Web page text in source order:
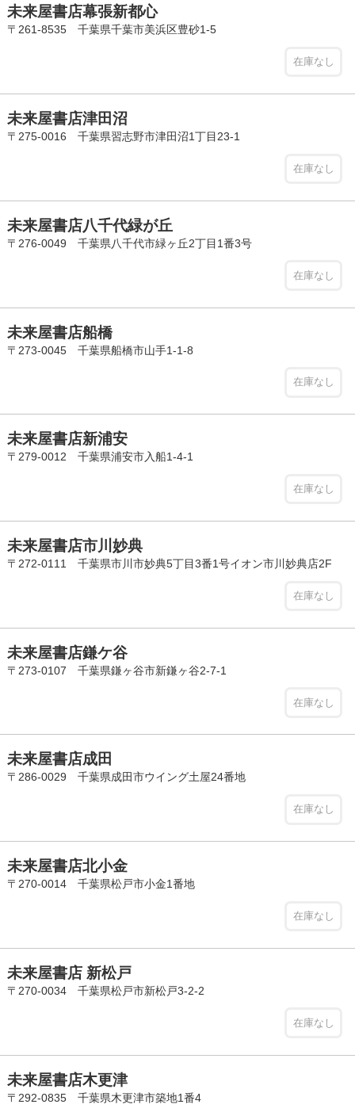
未来屋書店幕張新都心
〒261-8535 千葉県千葉市美浜区豊砂1-5
在庫なし
未来屋書店津田沼
〒275-0016 千葉県習志野市津田沼1丁目23-1
在庫なし
未来屋書店八千代緑が丘
〒276-0049 千葉県八千代市緑ヶ丘2丁目1番3号
在庫なし
未来屋書店船橋
〒273-0045 千葉県船橋市山手1-1-8
在庫なし
未来屋書店新浦安
〒279-0012 千葉県浦安市入船1-4-1
在庫なし
未来屋書店市川妙典
〒272-0111 千葉県市川市妙典5丁目3番1号イオン市川妙典店2F
在庫なし
未来屋書店鎌ケ谷
〒273-0107 千葉県鎌ヶ谷市新鎌ヶ谷2-7-1
在庫なし
未来屋書店成田
〒286-0029 千葉県成田市ウイング土屋24番地
在庫なし
未来屋書店北小金
〒270-0014 千葉県松戸市小金1番地
在庫なし
未来屋書店 新松戸
〒270-0034 千葉県松戸市新松戸3-2-2
在庫なし
未来屋書店木更津
〒292-0835 千葉県木更津市築地1番4